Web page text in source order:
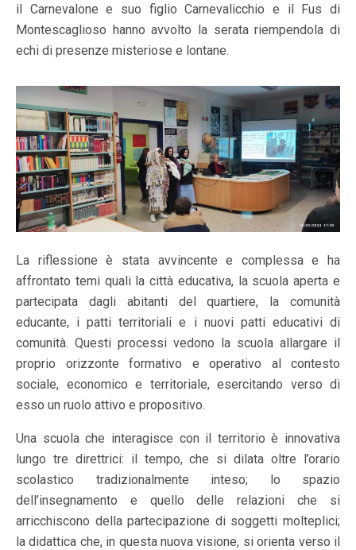
il Carnevalone e suo figlio Carnevalicchio e il Fus di
Montescaglioso hanno avvolto la serata riempendola di
echi di presenze misteriose e lontane.
La riflessione è stata avvincente e complessa e ha
affrontato temi quali la città educativa, la scuola aperta e
partecipata dagli abitanti del quartiere, la comunità
educante, i patti territoriali e i nuovi patti educativi di
comunità. Questi processi vedono la scuola allargare il
proprio orizzonte formativo e operativo al contesto
sociale, economico e territoriale, esercitando verso di
esso un ruolo attivo e propositivo.
Una scuola che interagisce con il territorio è innovativa
lungo tre direttrici: il tempo, che si dilata oltre l’orario
scolastico tradizionalmente inteso; lo spazio
dell’insegnamento e quello delle relazioni che si
arricchiscono della partecipazione di soggetti molteplici;
la didattica che, in questa nuova visione, si orienta verso il